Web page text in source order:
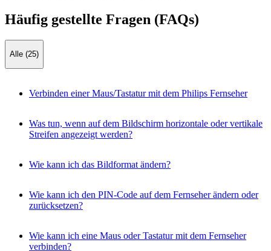
Häufig gestellte Fragen (FAQs)
Alle (25)
Verbinden einer Maus/Tastatur mit dem Philips Fernseher
Was tun, wenn auf dem Bildschirm horizontale oder vertikale
Streifen angezeigt werden?
Wie kann ich das Bildformat ändern?
Wie kann ich den PIN-Code auf dem Fernseher ändern oder
zurücksetzen?
Wie kann ich eine Maus oder Tastatur mit dem Fernseher
verbinden?